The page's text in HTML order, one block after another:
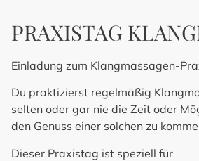
PRAXISTAG
Einladung zum Klangmassagen-
Du praktizierst regelmäßig
selten oder gar nie die Zeit oder
den Genuss einer solchen zu
Dieser Praxistag ist speziell für